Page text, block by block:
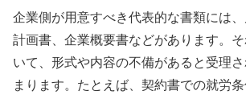
企業側が用意すべき代表的な書類には
計画書、企業概要書などがあります。
いて、形式や内容の不備があると受理
まります。たとえば、契約書での就労